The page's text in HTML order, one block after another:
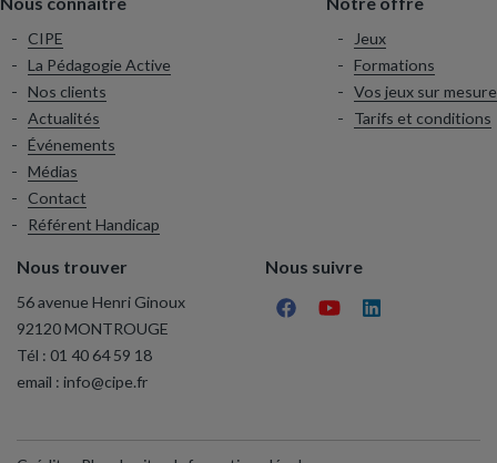
CIPE
La Pédagogie Active
Nos clients
Actualités
Événements
Médias
Contact
Référent Handicap
Jeux
Formations
Vos jeux sur mesure
Tarifs et conditions
Nous trouver
56 avenue Henri Ginoux
92120 MONTROUGE
Tél : 01 40 64 59 18
email : info@cipe.fr
Nous suivre